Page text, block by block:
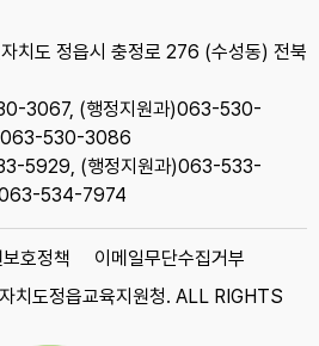
치도 정읍시 충정로 276 (수성동) 전북
3067, (행정지원과)063-530-
530-3086
5929, (행정지원과)063-533-
534-7974
호정책
이메일무단수집거부
치도정읍교육지원청. ALL RIGHTS